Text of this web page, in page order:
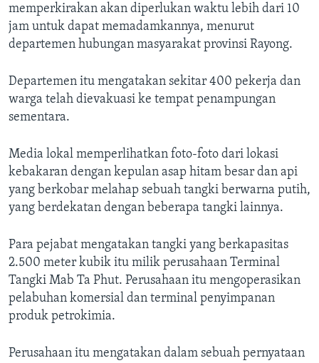
memperkirakan akan diperlukan waktu lebih dari 10
jam untuk dapat memadamkannya, menurut
departemen hubungan masyarakat provinsi Rayong.
Departemen itu mengatakan sekitar 400 pekerja dan
warga telah dievakuasi ke tempat penampungan
sementara.
Media lokal memperlihatkan foto-foto dari lokasi
kebakaran dengan kepulan asap hitam besar dan api
yang berkobar melahap sebuah tangki berwarna putih,
yang berdekatan dengan beberapa tangki lainnya.
Para pejabat mengatakan tangki yang berkapasitas
2.500 meter kubik itu milik perusahaan Terminal
Tangki Mab Ta Phut. Perusahaan itu mengoperasikan
pelabuhan komersial dan terminal penyimpanan
produk petrokimia.
Perusahaan itu mengatakan dalam sebuah pernyataan